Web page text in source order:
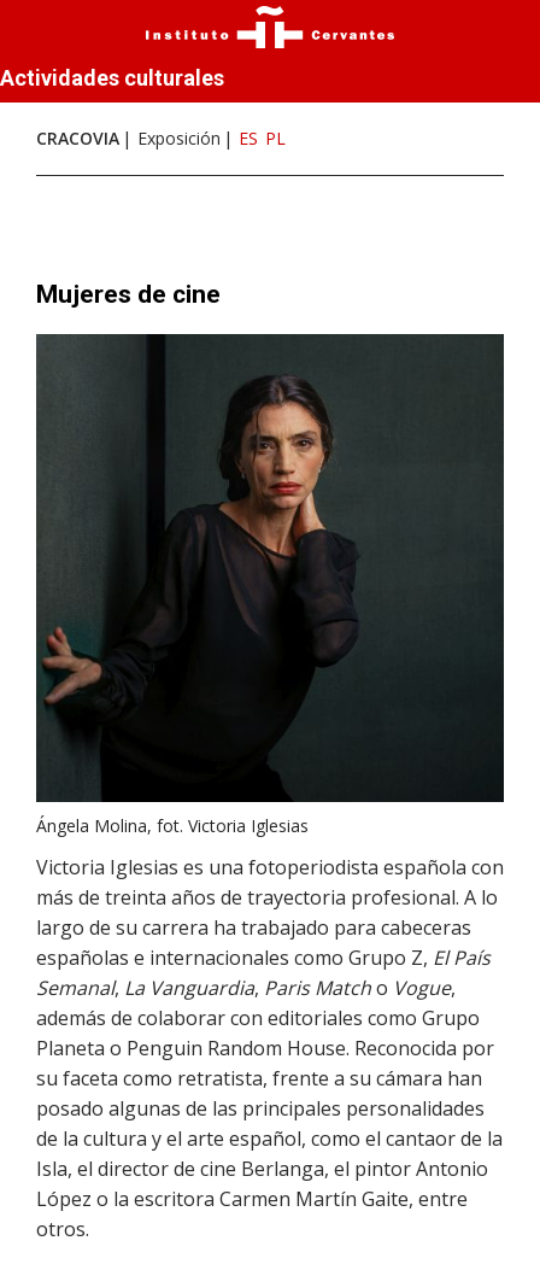
Actividades culturales
CRACOVIA Exposición ES PL
Mujeres de cine
Ángela Molina, fot. Victoria Iglesias
Victoria Iglesias es una fotoperiodista española con
más de treinta años de trayectoria profesional. A lo
largo de su carrera ha trabajado para cabeceras
españolas e internacionales como Grupo Z, El País
Semanal, La Vanguardia, Paris Matcho Vogue,
además de colaborar con editoriales como Grupo
Planeta o Penguin Random House. Reconocida por
su faceta como retratista, frente a su cámara han
posado algunas de las principales personalidades
de la cultura y el arte español, como el cantaor de la
Isla, el director de cine Berlanga, el pintor Antonio
López o la escritora Carmen Martín Gaite, entre
otros.